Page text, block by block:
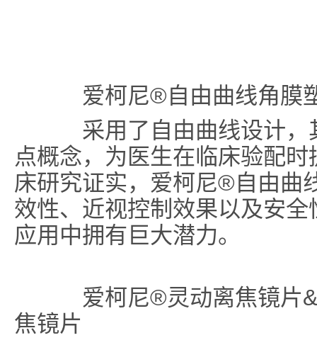
爱柯尼®自由曲线角膜
采用了自由曲线设计，
点概念，为医生在临床验配
床研究证实，爱柯尼®自由曲
效性、近视控制效果以及安
应用中拥有巨大潜力。
爱柯尼®灵动离焦镜片
焦镜片